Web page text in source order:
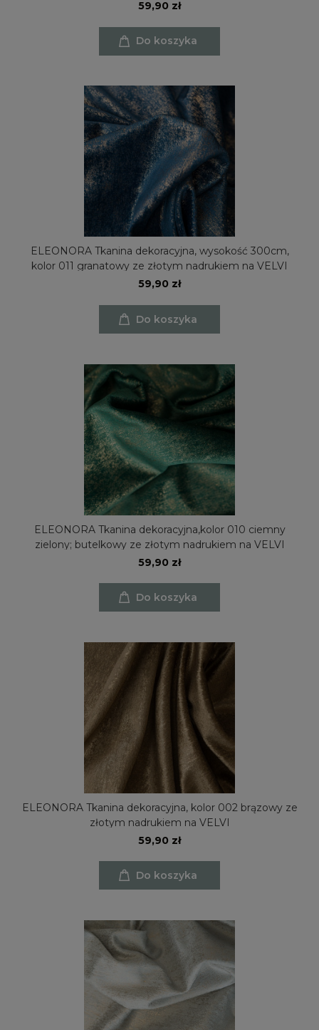
59,90 zł
Do koszyka
ELEONORA Tkanina dekoracyjna, wysokość 300cm,
kolor 011 granatowy ze złotym nadrukiem na VELVI
59,90 zł
Do koszyka
ELEONORA Tkanina dekoracyjna,kolor 010 ciemny
zielony; butelkowy ze złotym nadrukiem na VELVI
59,90 zł
Do koszyka
ELEONORA Tkanina dekoracyjna, kolor 002 brązowy ze
złotym nadrukiem na VELVI
59,90 zł
Do koszyka